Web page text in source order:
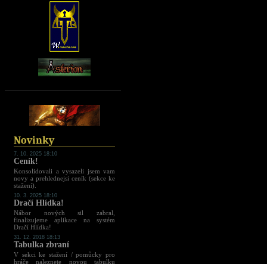
Novinky
7. 10. 2025 18:10
Ceník!
Konsolidovali a vysazeli jsem vam
novy a prehlednejsi ceník (sekce ke
stažení).
10. 3. 2025 18:10
Dračí Hlídka!
Nábor nových sil zabral,
finalizujeme aplikace na systém
Dračí Hlídka!
31. 12. 2018 18:13
Tabulka zbraní
V sekci ke stažení / pomůcky pro
hráče naleznete novou tabulku